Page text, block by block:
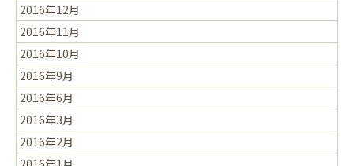
2016年12月
2016年11月
2016年10月
2016年9月
2016年6月
2016年3月
2016年2月